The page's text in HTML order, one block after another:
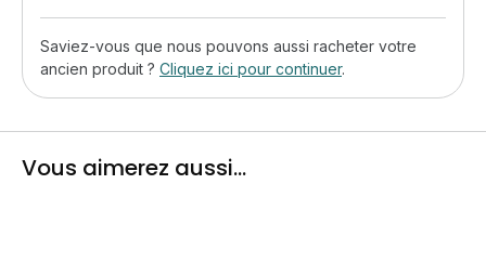
Saviez-vous que nous pouvons aussi racheter votre
ancien produit ? Cliquez ici pour continuer.
Vous aimerez aussi...